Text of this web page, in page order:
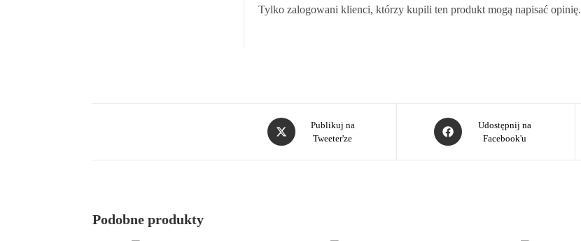
Tylko zalogowani klienci, którzy kupili ten produkt mogą napisać opinię.
Publikuj na
Tweeter'ze
Udostępnij na
Facebook'u
Podobne produkty